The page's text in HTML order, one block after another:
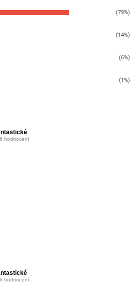
(79%)
(14%)
(6%)
(1%)